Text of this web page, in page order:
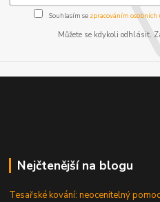
Souhlasím se zpracováním osobních
Můžete se kdykoli odhlásit.
Nejčtenější na blogu
Tesařské kování: neocenitelný